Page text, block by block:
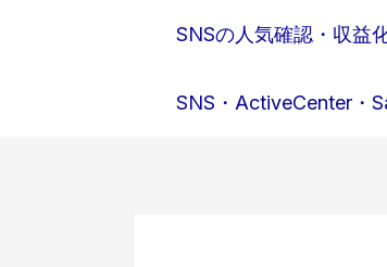
SNSの人気確認・収益
SNS・ActiveCenter・